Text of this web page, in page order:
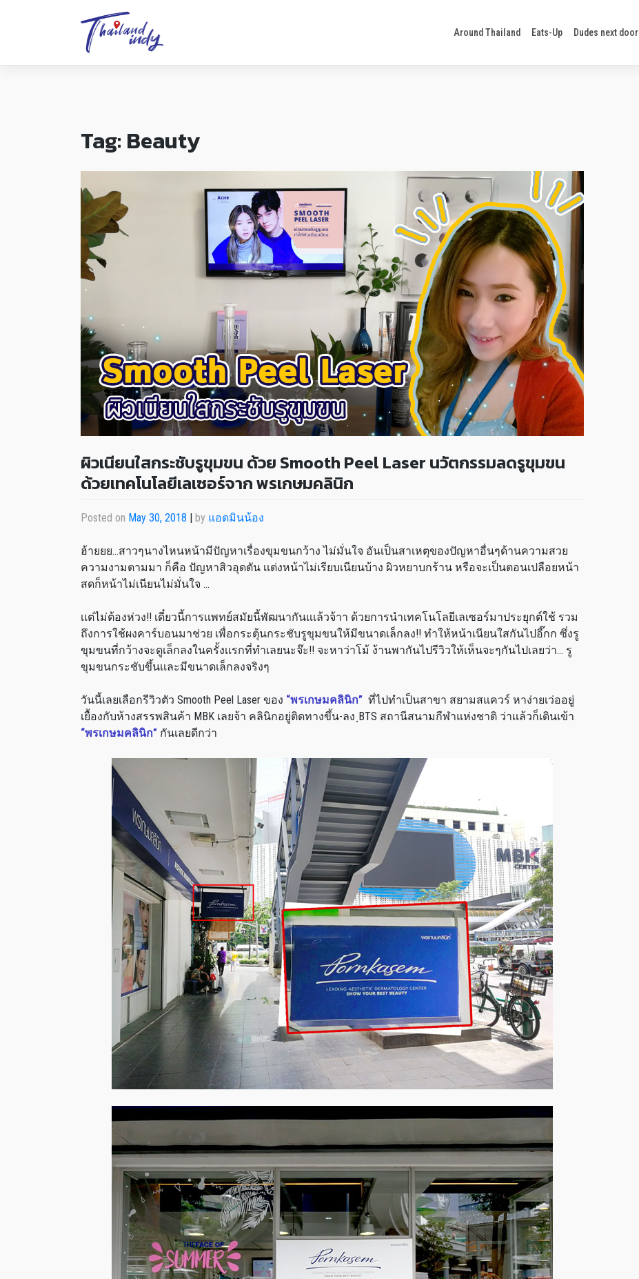
Around Thailand Eats-Up Dudes next door
Tag: Beauty
ผิวเนียนใสกระชับรูขุมขน ด้วย Smooth Peel Laser นวัตกรรมลดรูขุมขน
ด้วยเทคโนโลยีเลเซอร์จาก พรเกษมคลินิก
Posted on May 30, 2018 | by แอดมินน้อง
ฮ้ายยย…สาวๆนางไหนหน้ามีปัญหาเรื่องขุมขนกว้าง ไม่มั่นใจ อันเป็นสาเหตุของปัญหาอื่นๆด้านความสวย
ความงามตามมา ก็คือ ปัญหาสิวอุดตัน เเต่งหน้าไม่เรียบเนียนบ้าง ผิวหยาบกร้าน หรือจะเป็นตอนเปลือยหน้า
สดก็หน้าไม่เนียนไม่มั่นใจ …
เเต่ไม่ต้องห่วง!! เดี๋ยวนี้การเเพทย์สมัยนี้พัฒนากันเเเล้วจ้าา ด้วยการนำเทคโนโลยีเลเซอร์มาประยุกต์ใช้ รวม
ถึงการใช้ผงคาร์บอนมาช่วย เพื่อกระตุ้นกระชับรูขุมขนให้มีขนาดเล็กลง!! ทำให้หน้าเนียนใสกันไปอี๊กก ซึ่งรู
ขุมขนที่กว้างจะดูเล็กลงในครั้งเเรกที่ทำเลยนะจ๊ะ!! จะหาว่าโม้ ง้านพากันไปรีวิวให้เห็นจะๆกันไปเลยว่า… รู
ขุมขนกระชับขึ้นเเละมีขนาดเล็กลงจริงๆ
วันนี้เลยเลือกรีวิวตัว Smooth Peel Laser ของ “พรเกษมคลินิก” ที่ไปทำเป็นสาขา สยามสแควร์ หาง่ายเว่ออยู่
เยื้องกับห้างสรรพสินค้า MBK เลยจ้า คลินิกอยู่ติดทางขึ้น-ลง ฺBTS สถานีสนามกีฬาแห่งชาติ ว่าเเล้วก็เดินเข้า
“พรเกษมคลินิก” กันเลยดีกว่า